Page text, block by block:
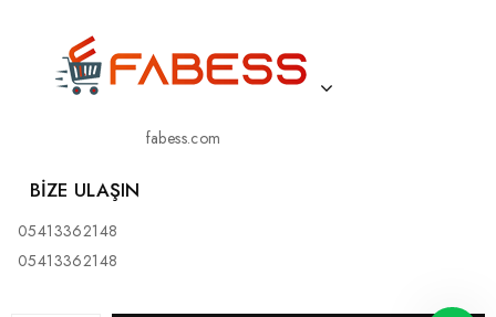
fabess.com
BIZE ULAŞIN
05413362148
05413362148